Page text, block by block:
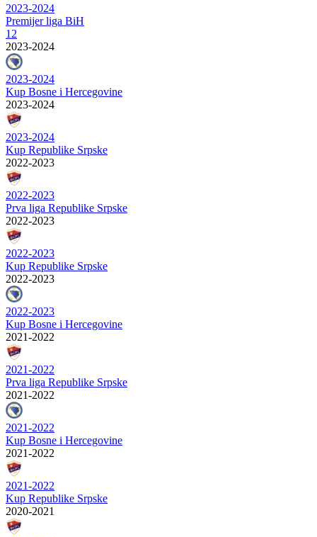
2023-2024
Premijer liga BiH
12
2023-2024
2023-2024
Kup Bosne i Hercegovine
2023-2024
2023-2024
Kup Republike Srpske
2022-2023
2022-2023
Prva liga Republike Srpske
2022-2023
2022-2023
Kup Republike Srpske
2022-2023
2022-2023
Kup Bosne i Hercegovine
2021-2022
2021-2022
Prva liga Republike Srpske
2021-2022
2021-2022
Kup Bosne i Hercegovine
2021-2022
2021-2022
Kup Republike Srpske
2020-2021